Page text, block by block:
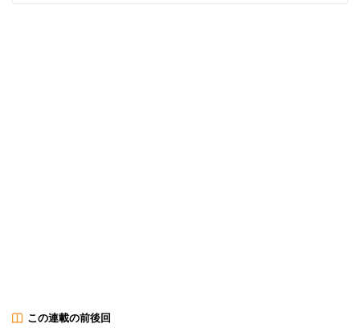
この連載の前後回